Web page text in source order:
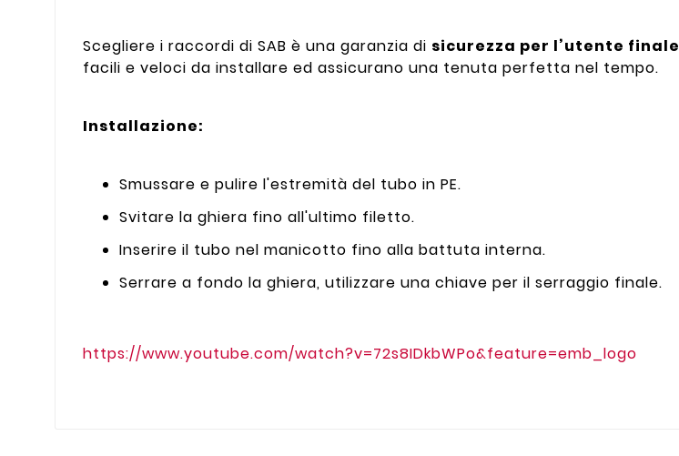
Scegliere i raccordi di SAB è una garanzia di sicurezza per l’utente finale
facili e veloci da installare ed assicurano una tenuta perfetta nel tempo.
Installazione:
Smussare e pulire l'estremità del tubo in PE.
Svitare la ghiera fino all'ultimo filetto.
Inserire il tubo nel manicotto fino alla battuta interna.
Serrare a fondo la ghiera, utilizzare una chiave per il serraggio finale.
https://www.youtube.com/watch?v=72s8IDkbWPo&feature=emb_logo